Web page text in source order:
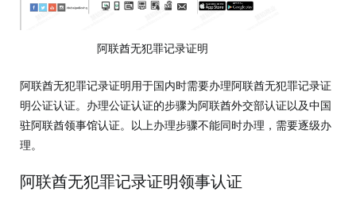
阿联酋无犯罪记录证明
阿联酋无犯罪记录证明用于国内时需要办理阿联酋无犯罪记录证
明公证认证。办理公证认证的步骤为阿联酋外交部认证以及中国
驻阿联酋领事馆认证。以上办理步骤不能同时办理，需要逐级办
理。
阿联酋无犯罪记录证明领事认证